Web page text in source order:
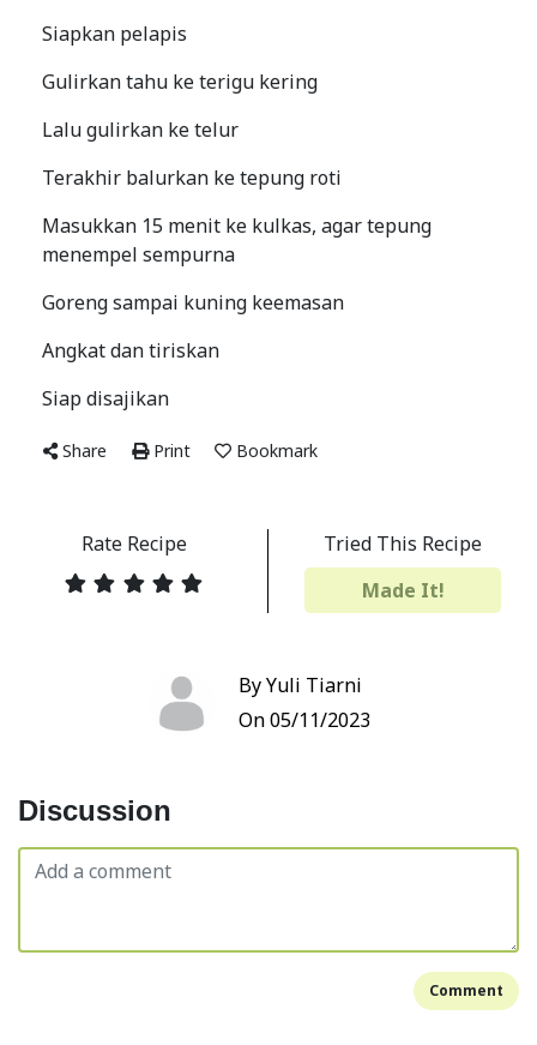
Siapkan pelapis
Gulirkan tahu ke terigu kering
Lalu gulirkan ke telur
Terakhir balurkan ke tepung roti
Masukkan 15 menit ke kulkas, agar tepung
menempel sempurna
Goreng sampai kuning keemasan
Angkat dan tiriskan
Siap disajikan
Share Print Bookmark
Rate Recipe
Tried This Recipe
Made It!
By Yuli Tiarni
On 05/11/2023
Discussion
Comment